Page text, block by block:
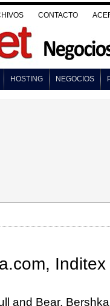
CONTACTO
HOSTING NEGOCIOS
and Bear,